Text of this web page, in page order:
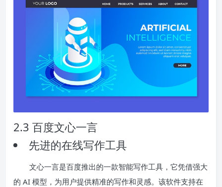
2.3 百度文心一言
先进的在线写作工具
文心一言是百度推出的一款智能写作工具，它凭借强大
的 AI 模型，为用户提供精准的写作和灵感。该软件支持在